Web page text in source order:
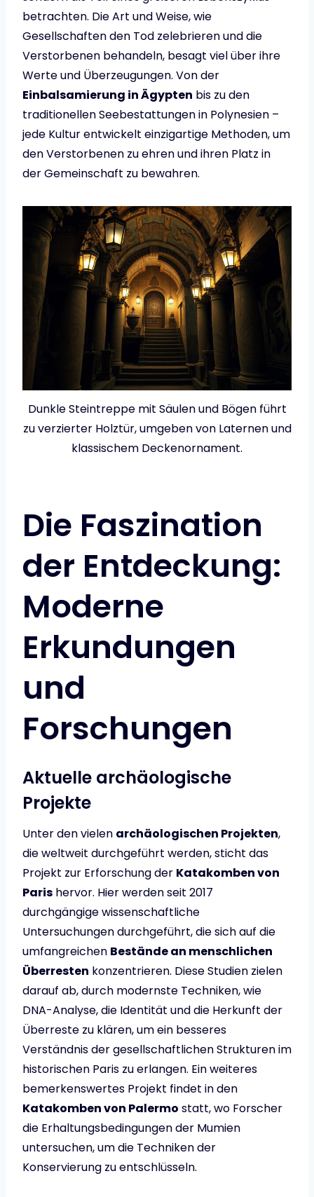
betrachten. Die Art und Weise, wie
Gesellschaften den Tod zelebrieren und die
Verstorbenen behandeln, besagt viel über ihre
Werte und Überzeugungen. Von der
Einbalsamierung in Ägypten bis zu den
traditionellen Seebestattungen in Polynesien –
jede Kultur entwickelt einzigartige Methoden, um
den Verstorbenen zu ehren und ihren Platz in
der Gemeinschaft zu bewahren.
Dunkle Steintreppe mit Säulen und Bögen führt
zu verzierter Holztür, umgeben von Laternen und
klassischem Deckenornament.
Die Faszination
der Entdeckung:
Moderne
Erkundungen
und
Forschungen
Aktuelle archäologische
Projekte
Unter den vielen archäologischen Projekten,
die weltweit durchgeführt werden, sticht das
Projekt zur Erforschung der Katakomben von
Paris hervor. Hier werden seit 2017
durchgängige wissenschaftliche
Untersuchungen durchgeführt, die sich auf die
umfangreichen Bestände an menschlichen
Überresten konzentrieren. Diese Studien zielen
darauf ab, durch modernste Techniken, wie
DNA-Analyse, die Identität und die Herkunft der
Überreste zu klären, um ein besseres
Verständnis der gesellschaftlichen Strukturen im
historischen Paris zu erlangen. Ein weiteres
bemerkenswertes Projekt findet in den
Katakomben von Palermo statt, wo Forscher
die Erhaltungsbedingungen der Mumien
untersuchen, um die Techniken der
Konservierung zu entschlüsseln.